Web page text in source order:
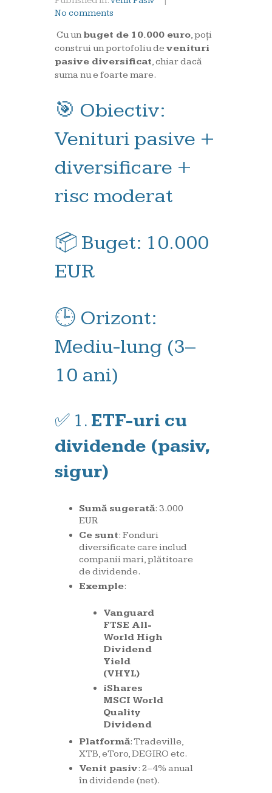
No comments
Cu un buget de 10.000 euro, poți
construi un portofoliu devenituri
pasive diversificat, chiar dacă
suma nu e foarte mare.
🎯 Obiectiv:
Venituri pasive +
diversificare +
risc moderat
📦 Buget: 10.000
EUR
🕒 Orizont:
Mediu-lung (3–
10 ani)
✅ 1. ETF-uri cu
dividende (pasiv,
sigur)
Sumă sugerată: 3.000
EUR
Ce sunt: Fonduri
diversificate care includ
companii mari, plătitoare
de dividende.
Exemple:
Vanguard
FTSE All-
World High
Dividend
Yield
(VHYL)
iShares
MSCI World
Quality
Dividend
Platformă: Tradeville,
XTB, eToro, DEGIRO etc.
Venit pasiv: 2–4% anual
în dividende (net).